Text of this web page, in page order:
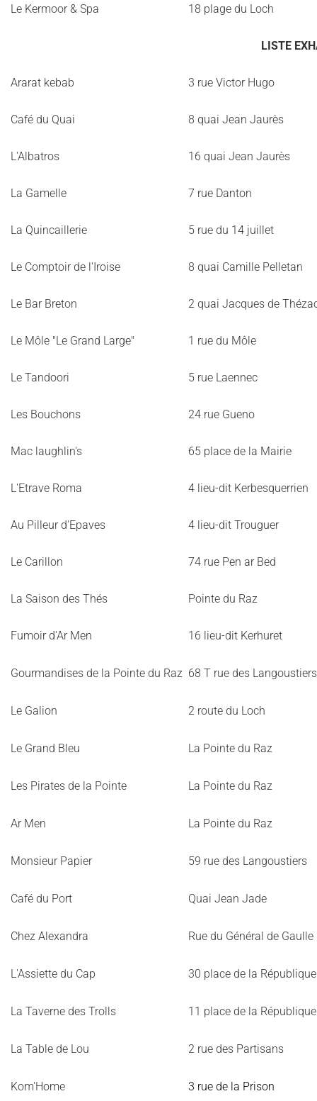
Le Kermoor & Spa 18 plage du Loch
LISTE
Ararat kebab 3 rue Victor Hugo
Café du Quai 8 quai Jean Jaurès
L'Albatros 16 quai Jean Jaurès
La Gamelle 7 rue Danton
La Quincaillerie 5 rue du 14 juillet
Le Comptoir de l'Iroise 8 quai Camille Pelletan
Le Bar Breton 2 quai Jacques de
Le Môle "Le Grand Large" 1 rue du Môle
Le Tandoori 5 rue Laennec
Les Bouchons 24 rue Gueno
Mac laughlin's 65 place de la Mairie
L'Etrave Roma 4 lieu-dit Kerbesquerrien
Au Pilleur d'Epaves 4 lieu-dit Trouguer
Le Carillon 74 rue Pen ar Bed
La Saison des Thés Pointe du Raz
Fumoir d'Ar Men 16 lieu-dit Kerhuret
Gourmandises de la Pointe du Raz 68 T rue des Langoustiers
Le Galion 2 route du Loch
Le Grand Bleu La Pointe du Raz
Les Pirates de la Pointe La Pointe du Raz
Ar Men La Pointe du Raz
Monsieur Papier 59 rue des Langoustiers
Café du Port Quai Jean Jade
Chez Alexandra Rue du Général de Gaulle
L'Assiette du Cap 30 place de la République
La Taverne des Trolls 11 place de la République
La Table de Lou 2 rue des Partisans
Kom'Home 3 rue de la Prison